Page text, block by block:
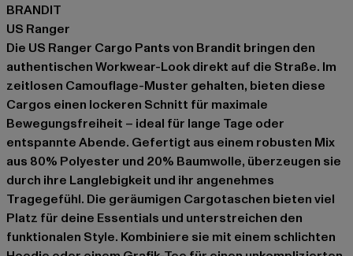
BRANDIT
US Ranger
Die US Ranger Cargo Pants von Brandit bringen den
authentischen Workwear-Look direkt auf die Straße. Im
zeitlosen Camouflage-Muster gehalten, bieten diese
Cargos einen lockeren Schnitt für maximale
Bewegungsfreiheit – ideal für lange Tage oder
entspannte Abende. Gefertigt aus einem robusten Mix
aus 80% Polyester und 20% Baumwolle, überzeugen sie
durch ihre Langlebigkeit und ihr angenehmes
Tragegefühl. Die geräumigen Cargotaschen bieten viel
Platz für deine Essentials und unterstreichen den
funktionalen Style. Kombiniere sie mit einem schlichten